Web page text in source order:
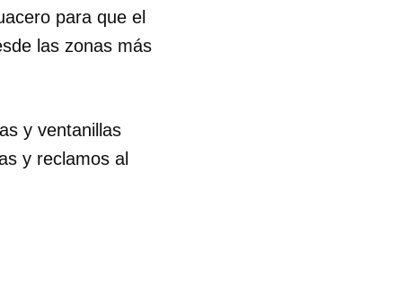
para que el
las zonas más
y ventanillas
y reclamos al